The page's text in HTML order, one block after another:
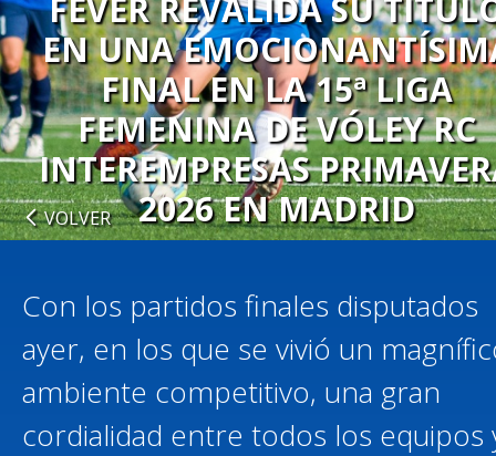
FEVER REVALIDA SU
EN UNA
FINAL EN LA 15ª LIGA
FEMENINA DE VÓLEY RC
INTEREMPRESAS
2026 EN MADRID
VOLVER
Con los partidos finales disputados
ayer, en los que se vivió un
ambiente competitivo, una gran
cordialidad entre todos los equipos